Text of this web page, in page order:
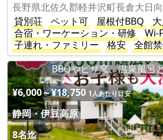
長野県北佐久郡軽井沢町長倉大日
貸別荘
ペット可 屋根付BBQ
合宿・ワーケーション・研修
Wi-
子連れ・ファミリー
格安 全館
BBQやピザ窯、温泉風呂
¥6,000～¥18,750 1人あたり目安
静岡・伊豆高原
8名迄